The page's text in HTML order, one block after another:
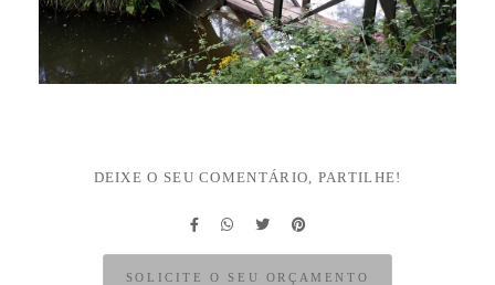
DEIXE O SEU COMENTÁRIO, PARTILHE!
SOLICITE O SEU ORÇAMENTO